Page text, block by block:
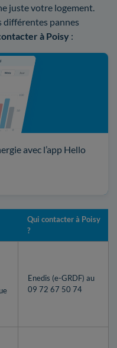
juste votre logement.
différentes pannes
à Poisy :
avec l’app Hello
Qui contacter à Poisy
?
Enedis (e-GRDF) au
09 72 67 50 74